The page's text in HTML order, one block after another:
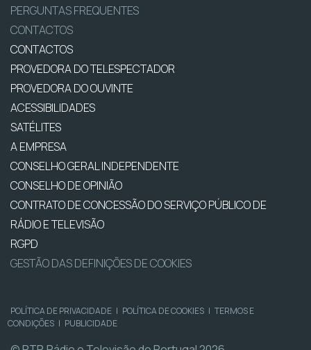
PERGUNTAS FREQUENTES
CONTACTOS
CONTACTOS
PROVEDORA DO TELESPECTADOR
PROVEDORA DO OUVINTE
ACESSIBILIDADES
SATÉLITES
A EMPRESA
CONSELHO GERAL INDEPENDENTE
CONSELHO DE OPINIÃO
CONTRATO DE CONCESSÃO DO SERVIÇO PÚBLICO DE
RÁDIO E TELEVISÃO
RGPD
GESTÃO DAS DEFINIÇÕES DE COOKIES
POLÍTICA DE PRIVACIDADE | POLÍTICA DE COOKIES | TERMOS E
CONDIÇÕES | PUBLICIDADE